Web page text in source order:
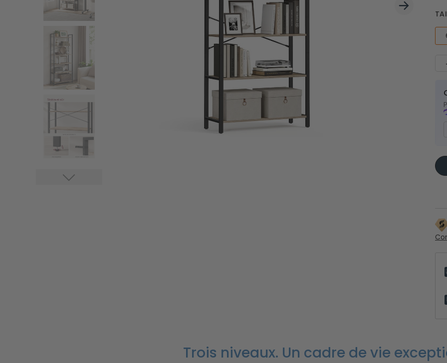
Accessoires stores latéraux
Couvertures de pique-nique
Trois niveaux. Un cadre de vie